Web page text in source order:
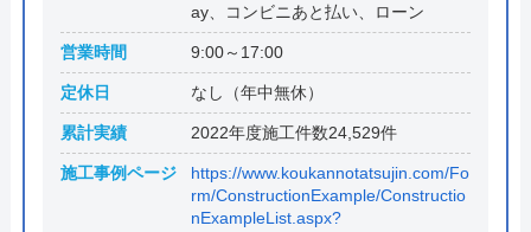
ay、コンビニあと払い、ローン
営業時間 9:00～17:00
定休日 なし（年中無休）
累計実績 2022年度施工件数24,529件
施工事例ページ
https://www.koukannotatsujin.com/Fo
rm/ConstructionExample/Constructio
nExampleList.aspx?